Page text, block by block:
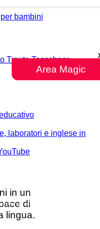
Traute Taeschner
laboratori e inglese in
Area Magic
in un
di
lingua.